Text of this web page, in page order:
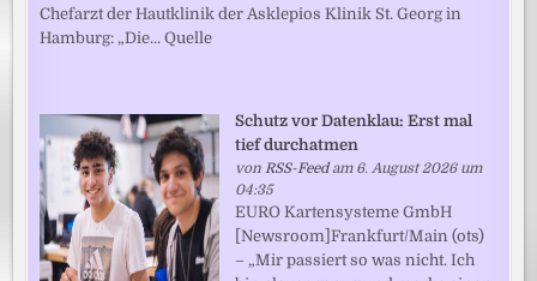
Chefarzt der Hautklinik der Asklepios Klinik St. Georg in
Hamburg: „Die... Quelle
Schutz vor Datenklau: Erst mal
tief durchatmen
vonRSS-Feedam 6. August 2026 um
04:35
EURO Kartensysteme GmbH
[Newsroom]Frankfurt/Main (ots)
– „Mir passiert so was nicht. Ich